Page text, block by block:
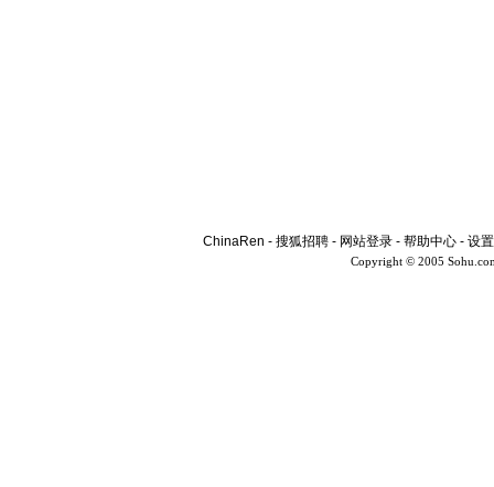
ChinaRen - 搜狐招聘 - 网站登录 - 帮助中心 - 设
Copyright © 2005